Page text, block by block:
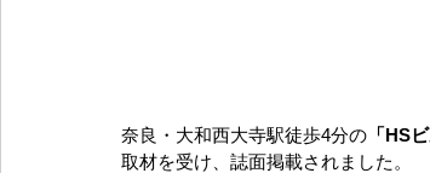
奈良・大和西大寺駅徒歩4分の 「HS
取材を受け、誌面掲載されました。